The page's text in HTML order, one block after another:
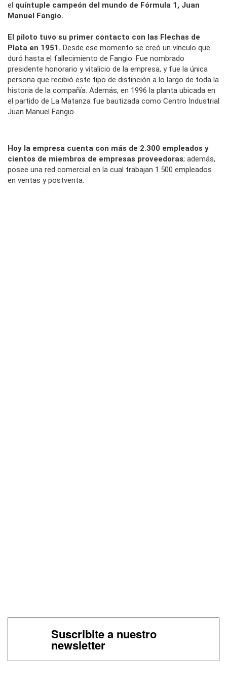
el quíntuple campeón del mundo de Fórmula 1, Juan
Manuel Fangio.
El piloto tuvo su primer contacto con las Flechas de
Plata en 1951. Desde ese momento se creó un vínculo que
duró hasta el fallecimiento de Fangio. Fue nombrado
presidente honorario y vitalicio de la empresa, y fue la única
persona que recibió este tipo de distinción a lo largo de toda la
historia de la compañía. Además, en 1996 la planta ubicada en
el partido de La Matanza fue bautizada como Centro Industrial
Juan Manuel Fangio.
Hoy la empresa cuenta con más de 2.300 empleados y
cientos de miembros de empresas proveedoras; además,
posee una red comercial en la cual trabajan 1.500 empleados
en ventas y postventa.
Suscribite a nuestro
newsletter